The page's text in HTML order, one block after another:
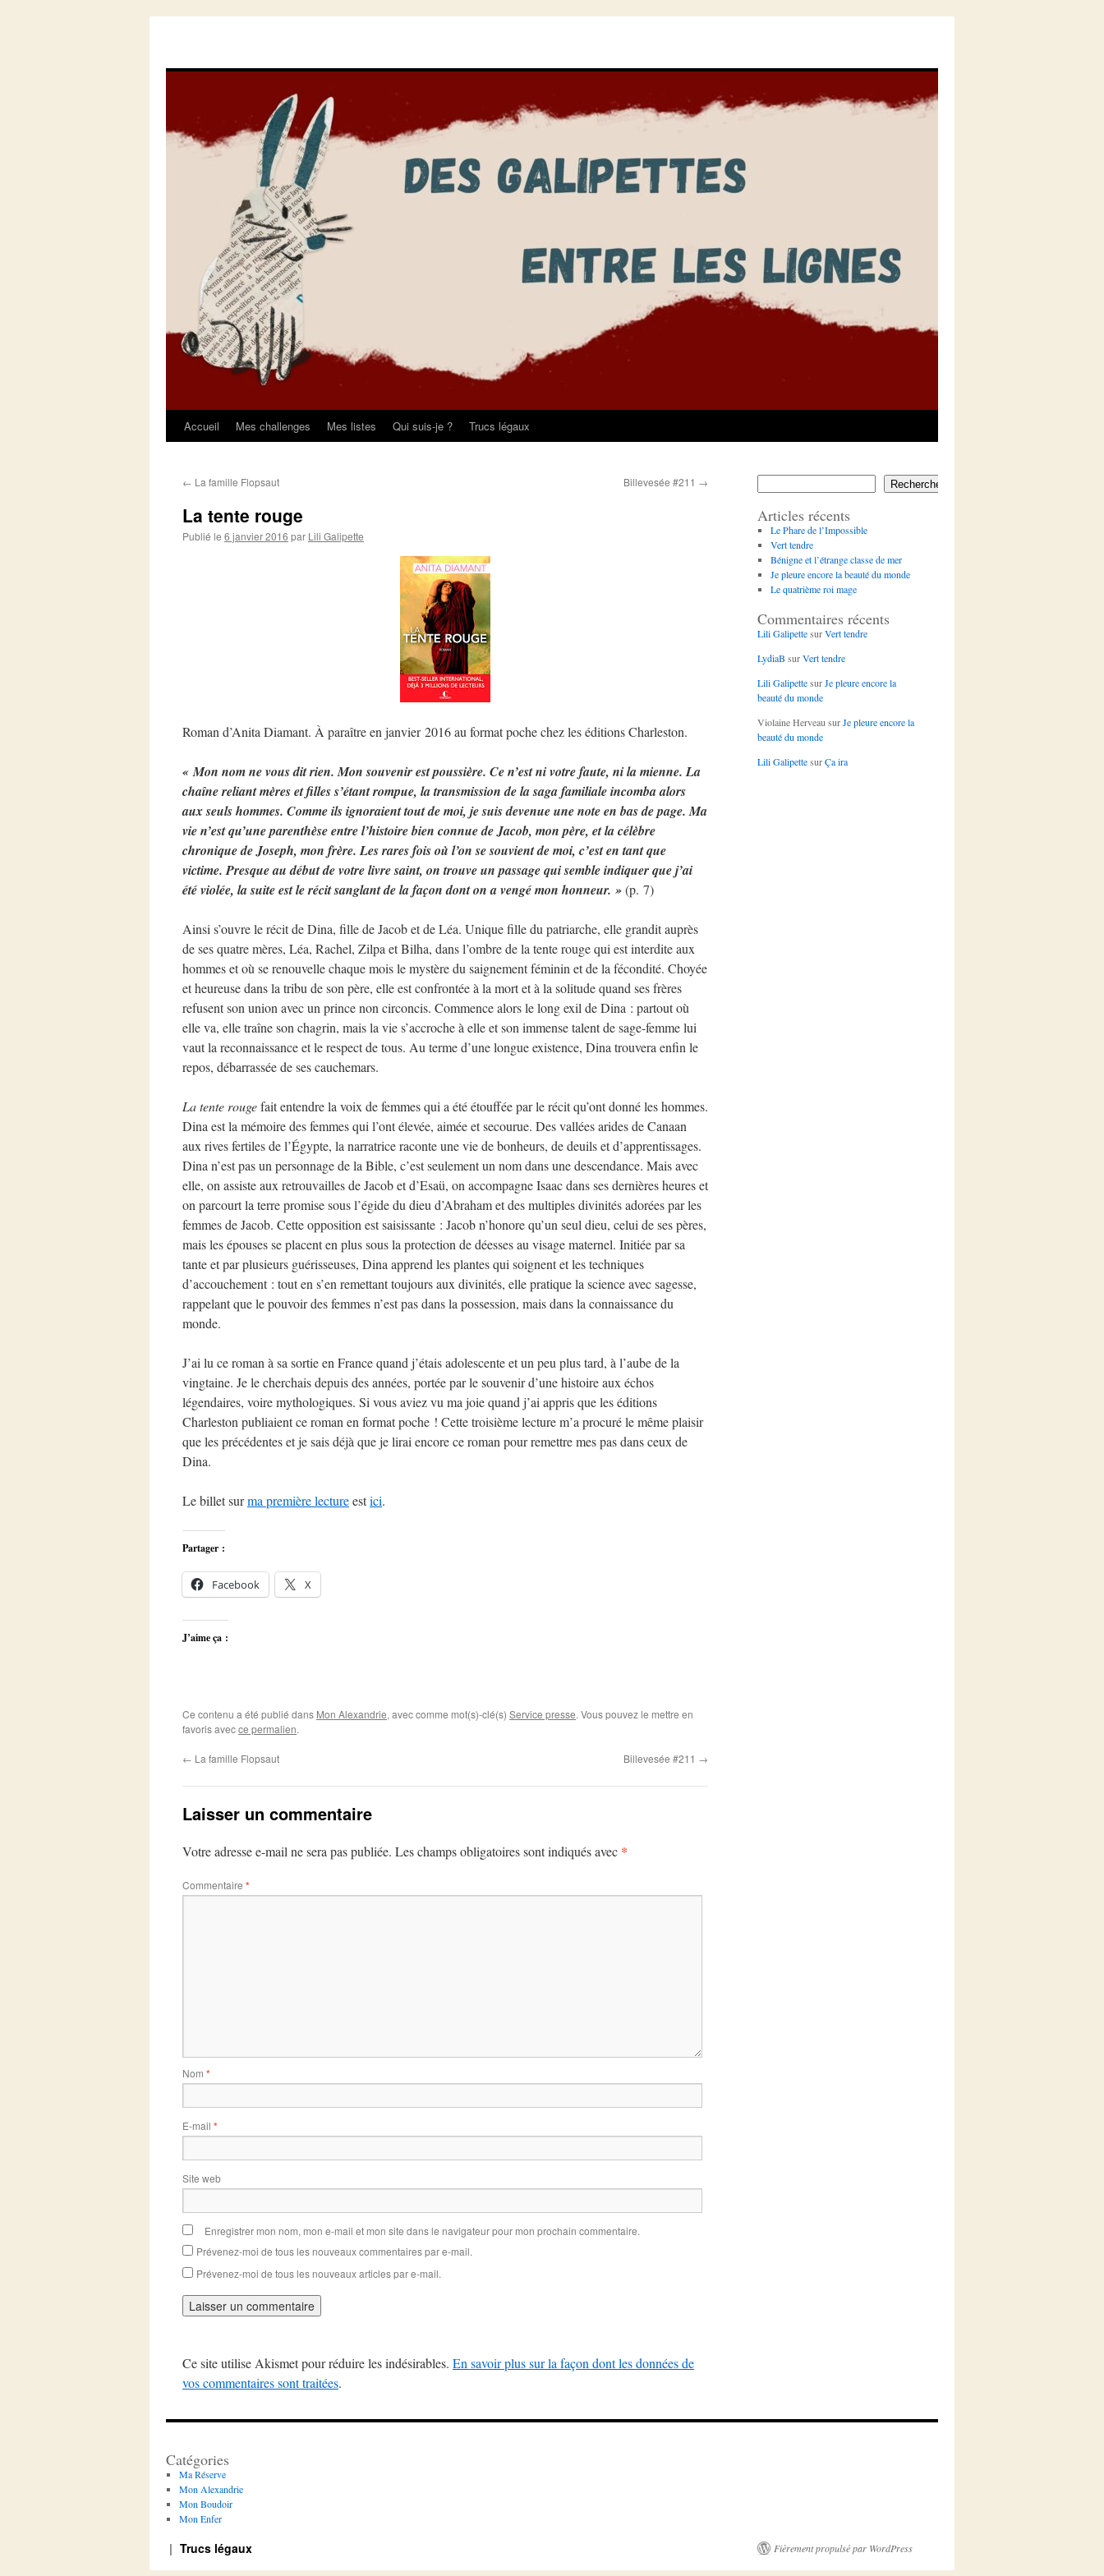
Aller
contenu
Accueil Mes challenges Mes listes Qui suis-je ? Trucs légaux
← La famille Flopsaut Billevesée #211 →
La tente rouge
Publié le 6 janvier 2016 par Lili Galipette
Roman d’Anita Diamant. À paraître en janvier 2016 au format poche chez les éditions Charleston.
« Mon nom ne vous dit rien. Mon souvenir est poussière. Ce n’est ni votre faute, ni la mienne. La
chaîne reliant mères et filles s’étant rompue, la transmission de la saga familiale incomba alors
aux seuls hommes. Comme ils ignoraient tout de moi, je suis devenue une note en bas de page. Ma
vie n’est qu’une parenthèse entre l’histoire bien connue de Jacob, mon père, et la célèbre
chronique de Joseph, mon frère. Les rares fois où l’on se souvient de moi, c’est en tant que
victime. Presque au début de votre livre saint, on trouve un passage qui semble indiquer que j’ai
été violée, la suite est le récit sanglant de la façon dont on a vengé mon honneur. »(p. 7)
Ainsi s’ouvre le récit de Dina, fille de Jacob et de Léa. Unique fille du patriarche, elle grandit auprès
de ses quatre mères, Léa, Rachel, Zilpa et Bilha, dans l’ombre de la tente rouge qui est interdite aux
hommes et où se renouvelle chaque mois le mystère du saignement féminin et de la fécondité. Choyée
et heureuse dans la tribu de son père, elle est confrontée à la mort et à la solitude quand ses frères
refusent son union avec un prince non circoncis. Commence alors le long exil de Dina : partout où
elle va, elle traîne son chagrin, mais la vie s’accroche à elle et son immense talent de sage-femme lui
vaut la reconnaissance et le respect de tous. Au terme d’une longue existence, Dina trouvera enfin le
repos, débarrassée de ses cauchemars.
La tente rougefait entendre la voix de femmes qui a été étouffée par le récit qu’ont donné les hommes.
Dina est la mémoire des femmes qui l’ont élevée, aimée et secourue. Des vallées arides de Canaan
aux rives fertiles de l’Égypte, la narratrice raconte une vie de bonheurs, de deuils et d’apprentissages.
Dina n’est pas un personnage de la Bible, c’est seulement un nom dans une descendance. Mais avec
elle, on assiste aux retrouvailles de Jacob et d’Esaü, on accompagne Isaac dans ses dernières heures et
on parcourt la terre promise sous l’égide du dieu d’Abraham et des multiples divinités adorées par les
femmes de Jacob. Cette opposition est saisissante : Jacob n’honore qu’un seul dieu, celui de ses pères,
mais les épouses se placent en plus sous la protection de déesses au visage maternel. Initiée par sa
tante et par plusieurs guérisseuses, Dina apprend les plantes qui soignent et les techniques
d’accouchement : tout en s’en remettant toujours aux divinités, elle pratique la science avec sagesse,
rappelant que le pouvoir des femmes n’est pas dans la possession, mais dans la connaissance du
monde.
J’ai lu ce roman à sa sortie en France quand j’étais adolescente et un peu plus tard, à l’aube de la
vingtaine. Je le cherchais depuis des années, portée par le souvenir d’une histoire aux échos
légendaires, voire mythologiques. Si vous aviez vu ma joie quand j’ai appris que les éditions
Charleston publiaient ce roman en format poche ! Cette troisième lecture m’a procuré le même plaisir
que les précédentes et je sais déjà que je lirai encore ce roman pour remettre mes pas dans ceux de
Dina.
Le billet surma première lectureestici.
Partager :
Facebook X
J’aime ça :
Ce contenu a été publié dans Mon Alexandrie, avec comme mot(s)-clé(s) Service presse. Vous pouvez le mettre en
favoris avecce permalien.
← La famille Flopsaut Billevesée #211 →
Laisser un commentaire
Votre adresse e-mail ne sera pas publiée. Les champs obligatoires sont indiqués avec *
Commentaire *
Nom *
E-mail *
Site web
Enregistrer mon nom, mon e-mail et mon site dans le navigateur pour mon prochain commentaire.
Prévenez-moi de tous les nouveaux commentaires par e-mail.
Prévenez-moi de tous les nouveaux articles par e-mail.
Ce site utilise Akismet pour réduire les indésirables. En savoir plus sur la façon dont les données de
vos commentaires sont traitées.
Rechercher
Articles récents
Le Phare de l’Impossible
Vert tendre
Bénigne et l’étrange classe de mer
Je pleure encore la beauté du monde
Le quatrième roi mage
Commentaires récents
Lili GalipettesurVert tendre
LydiaB surVert tendre
Lili GalipettesurJe pleure encore la
beauté du monde
Violaine Herveau surJe pleure encore la
beauté du monde
Lili GalipettesurÇa ira
Catégories
Ma Réserve
Mon Alexandrie
Mon Boudoir
Mon Enfer
Trucs légaux Fièrement propulsé par WordPress